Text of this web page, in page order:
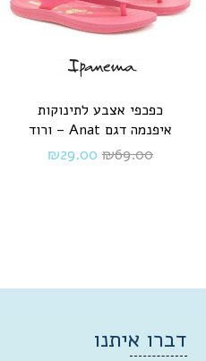
כפכפי אצבע לתינוקות
איפנמה דגם Anat – ורוד
₪69.00
₪29.00
דברו איתנו